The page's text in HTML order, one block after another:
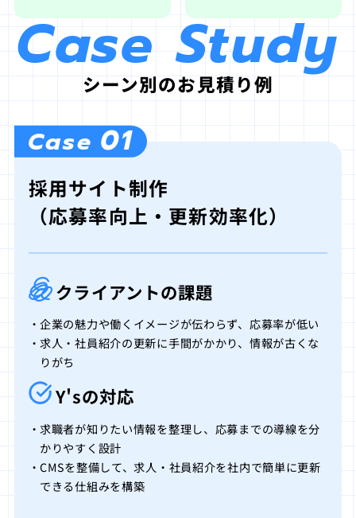
シーン別のお見積り例
Case Study
Case 01
採用サイト制作
（応募率向上・更新効率化）
クライアントの課題
企業の魅力や働くイメージが伝わらず、応募率が低い
求人・社員紹介の更新に手間がかかり、情報が古くな
りがち
Y'sの対応
求職者が知りたい情報を整理し、応募までの導線を分
かりやすく設計
CMSを整備して、求人・社員紹介を社内で簡単に更新
できる仕組みを構築